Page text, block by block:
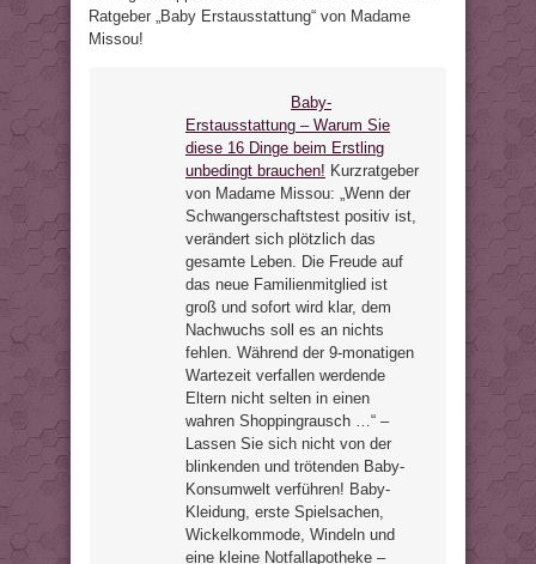
Ratgeber „Baby Erstausstattung“ von Madame
Missou!
Baby-
Erstausstattung – Warum Sie
diese 16 Dinge beim Erstling
unbedingt brauchen! Kurzratgeber
von Madame Missou: „Wenn der
Schwangerschaftstest positiv ist,
verändert sich plötzlich das
gesamte Leben. Die Freude auf
das neue Familienmitglied ist
groß und sofort wird klar, dem
Nachwuchs soll es an nichts
fehlen. Während der 9-monatigen
Wartezeit verfallen werdende
Eltern nicht selten in einen
wahren Shoppingrausch …“ –
Lassen Sie sich nicht von der
blinkenden und trötenden Baby-
Konsumwelt verführen! Baby-
Kleidung, erste Spielsachen,
Wickelkommode, Windeln und
eine kleine Notfallapotheke –